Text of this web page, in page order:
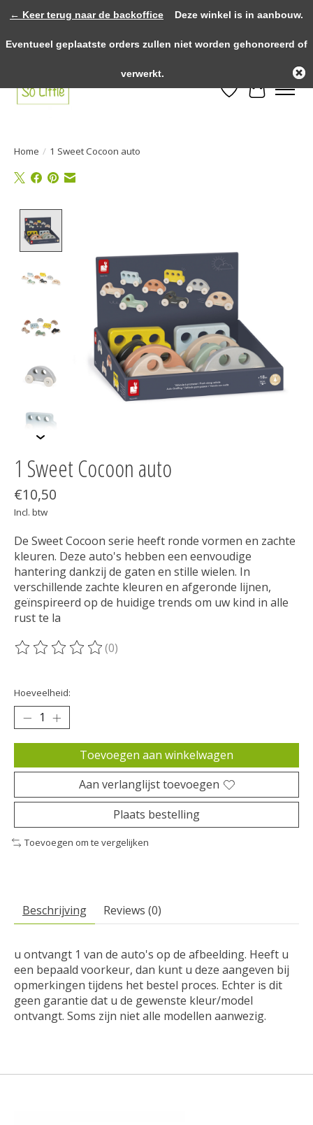
vanaf €75,- binnen NL! >>>> Fysieke winkel in Heythuysen!
Verlanglijst
Home / 1 Sweet Cocoon auto
1 Sweet Cocoon auto
€10,50
Incl. btw
De Sweet Cocoon serie heeft ronde vormen en zachte
kleuren. Deze auto's hebben een eenvoudige
hantering dankzij de gaten en stille wielen. In
verschillende zachte kleuren en afgeronde lijnen,
geïnspireerd op de huidige trends om uw kind in alle
rust te la
De beoordeling van dit product is
(0)
Hoeveelheid:
Toevoegen aan winkelwagen
Aan verlanglijst toevoegen
Plaats bestelling
Toevoegen om te vergelijken
Beschrijving Reviews (0)
u ontvangt 1 van de auto's op de afbeelding. Heeft u
een bepaald voorkeur, dan kunt u deze aangeven bij
opmerkingen tijdens het bestel proces. Echter is dit
geen garantie dat u de gewenste kleur/model
ontvangt. Soms zijn niet alle modellen aanwezig.
← Keer terug naar de backoffice Deze winkel is in aanbouw.
Eventueel geplaatste orders zullen niet worden gehonoreerd of
verwerkt.